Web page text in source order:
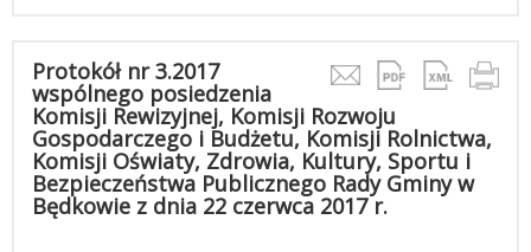
Protokół nr 3.2017
wspólnego posiedzenia
Komisji Rewizyjnej, Komisji Rozwoju
Gospodarczego i Budżetu, Komisji Rolnictwa,
Komisji Oświaty, Zdrowia, Kultury, Sportu i
Bezpieczeństwa Publicznego Rady Gminy w
Będkowie z dnia 22 czerwca 2017 r.